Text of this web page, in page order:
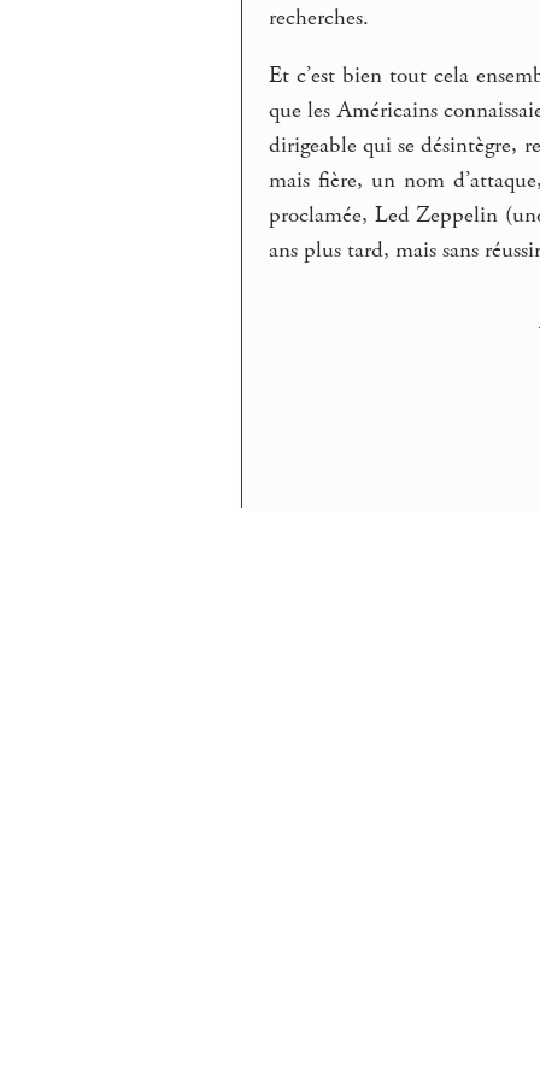
recherches.
Et c’est bien tout cela
que les Américains
dirigeable qui se désintègre,
mais fière, un nom
proclamée, Led Zeppelin
ans plus tard, mais sans